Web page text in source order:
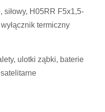
siłowy, H05RR F5x1,5-
termiczny
ulotki ząbki, baterie